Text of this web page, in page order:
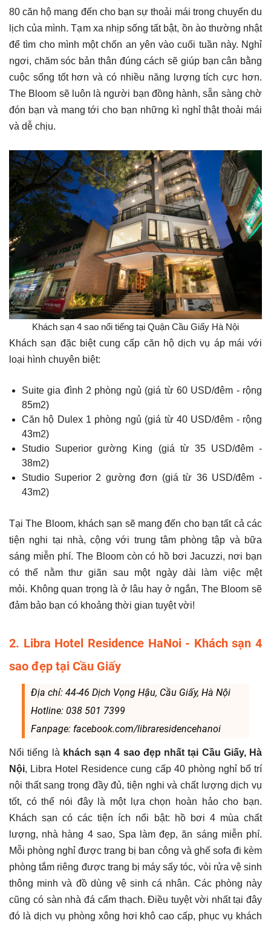
80 căn hộ mang đến cho bạn sự thoải mái trong chuyến du
lịch của mình. Tạm xa nhịp sống tất bật, ồn ào thường nhật
để tìm cho mình một chốn an yên vào cuối tuần này. Nghỉ
ngơi, chăm sóc bản thân đúng cách sẽ giúp bạn cân bằng
cuộc sống tốt hơn và có nhiều năng lượng tích cực hơn.
The Bloom sẽ luôn là người bạn đồng hành, sẵn sàng chờ
đón bạn và mang tới cho bạn những kì nghỉ thật thoải mái
và dễ chịu.
Khách sạn 4 sao nổi tiếng tại Quận Cầu Giấy Hà Nội
Khách sạn đặc biệt cung cấp căn hộ dịch vụ áp mái với
loại hình chuyên biệt:
Suite gia đình 2 phòng ngủ (giá từ 60 USD/đêm - rộng
85m2)
Căn hộ Dulex 1 phòng ngủ (giá từ 40 USD/đêm - rộng
43m2)
Studio Superior gường King (giá từ 35 USD/đêm -
38m2)
Studio Superior 2 gường đơn (giá từ 36 USD/đêm -
43m2)
Tại The Bloom, khách sạn sẽ mang đến cho bạn tất cả các
tiện nghi tại nhà, cộng với trung tâm phòng tập và bữa
sáng miễn phí. The Bloom còn có hồ bơi Jacuzzi, nơi bạn
có thể nằm thư giãn sau một ngày dài làm việc mệt
mỏi. Không quan trọng là ở lâu hay ở ngắn, The Bloom sẽ
đảm bảo bạn có khoảng thời gian tuyệt vời!
2. Libra Hotel Residence HaNoi - Khách sạn 4
sao đẹp tại Cầu Giấy
Địa chỉ: 44-46 Dịch Vọng Hậu, Cầu Giấy, Hà Nội
Hotline: 038 501 7399
Fanpage: facebook.com/libraresidencehanoi
Nổi tiếng là khách sạn 4 sao đẹp nhất tại Cầu Giấy, Hà
Nội, Libra Hotel Residence cung cấp 40 phòng nghỉ bố trí
nội thất sang trọng đầy đủ, tiện nghi và chất lượng dịch vụ
tốt, có thể nói đây là một lựa chọn hoàn hảo cho bạn.
Khách sạn có các tiện ích nổi bật: hồ bơi 4 mùa chất
lượng, nhà hàng 4 sao, Spa làm đẹp, ăn sáng miễn phí.
Mỗi phòng nghỉ được trang bị ban công và ghế sofa đi kèm
phòng tắm riêng được trang bị máy sấy tóc, vòi rửa vệ sinh
thông minh và đồ dùng vệ sinh cá nhân. Các phòng này
cũng có sàn nhà đá cẩm thạch. Điều tuyệt vời nhất tại đây
đó là dịch vụ phòng xông hơi khô cao cấp, phục vụ khách